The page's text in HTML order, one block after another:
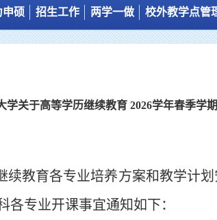
申硕
生简章
平台
招生工作
招生制度
两学一做
制度建设
校外教学点管
管理制度
站点介绍
学关于高等学历继续教育 2026学年春季学
续教育各专业培养方案和教学计划
各专业开课事宜通知如下：